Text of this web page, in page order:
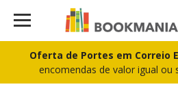
Oferta de Portes em Correio
encomendas de valor igual ou